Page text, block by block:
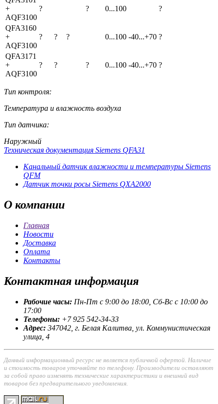
+
AQF3100
? ? 0...100 ?
QFA3160
+
AQF3100
? ? ? 0...100 -40...+70 ?
QFA3171
+
AQF3100
? ? ? 0...100 -40...+70 ?
Тип контроля:
Температура и влажность воздуха
Тип датчика:
Наружный
Техническая документация Siemens QFA31
Канальный датчик влажности и температуры Siemens
QFM
Датчик точки росы Siemens QXA2000
О компании
Главная
Новости
Доставка
Оплата
Контакты
Контактная информация
Рабочие часы: Пн-Пт с 9:00 до 18:00, Сб-Вс с 10:00 до
17:00
Телефоны: +7 925 542-34-33
Адрес: 347042, г. Белая Калитва, ул. Коммунистическая
улица, 4
Данный информационный ресурс не является публичной офертой. Наличие
и стоимость товаров уточняйте по телефону. Производители оставляют
за собой право изменять технические характеристики и внешний вид
товаров без предварительного уведомления.